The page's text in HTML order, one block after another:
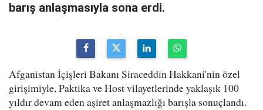
barış anlaşmasıyla sona erdi.
Afganistan İçişleri Bakanı Siraceddin Hakkani'nin özel
girişimiyle, Paktika ve Host vilayetlerinde yaklaşık 100
yıldır devam eden aşiret anlaşmazlığı barışla sonuçlandı.